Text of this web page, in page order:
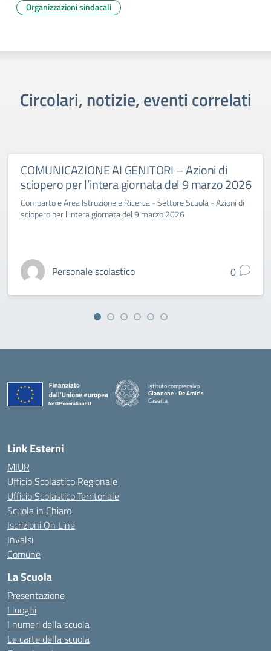
Organizzazioni sindacali
Circolari, notizie, eventi correlati
COMUNICAZIONE AI GENITORI – Azioni di
sciopero per l’intera giornata del 9 marzo 2026
Comparto e Area Istruzione e Ricerca - Settore Scuola - Azioni di
sciopero per l'intera giornata del 9 marzo 2026
Personale scolastico 0
Istituto comprensivo
Giannone - De Amicis
Caserta
Link Esterni
MIUR
Ufficio Scolastico Regionale
Ufficio Scolastico Territoriale
Scuola in Chiaro
Iscrizioni On Line
Invalsi
Comune
La Scuola
Presentazione
I luoghi
I numeri della scuola
Le carte della scuola